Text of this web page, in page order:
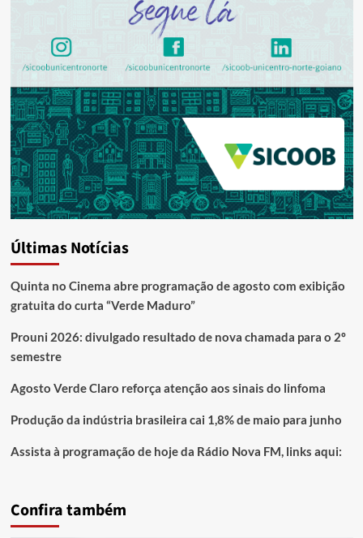
Últimas Notícias
Quinta no Cinema abre programação de agosto com exibição
gratuita do curta “Verde Maduro”
Prouni 2026: divulgado resultado de nova chamada para o 2º
semestre
Agosto Verde Claro reforça atenção aos sinais do linfoma
Produção da indústria brasileira cai 1,8% de maio para junho
Assista à programação de hoje da Rádio Nova FM, links aqui:
Confira também